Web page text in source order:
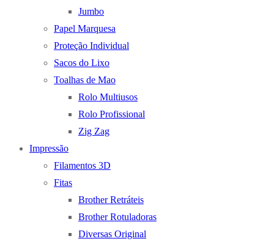
Jumbo
Papel Marquesa
Proteção Individual
Sacos do Lixo
Toalhas de Mao
Rolo Multiusos
Rolo Profissional
Zig Zag
Impressão
Filamentos 3D
Fitas
Brother Retráteis
Brother Rotuladoras
Diversas Original